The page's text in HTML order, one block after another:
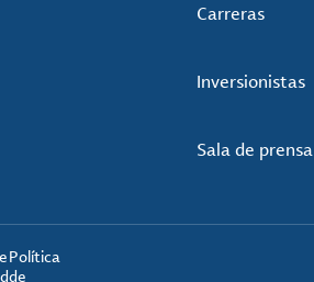
Carreras
Inversionistas
Sala de prensa
Política
de